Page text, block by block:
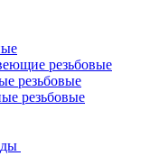
резьбовые
резьбовые
резьбовые